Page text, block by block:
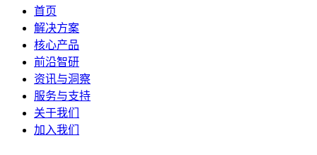
首页
解决方案
核心产品
前沿智研
资讯与洞察
服务与支持
关于我们
加入我们